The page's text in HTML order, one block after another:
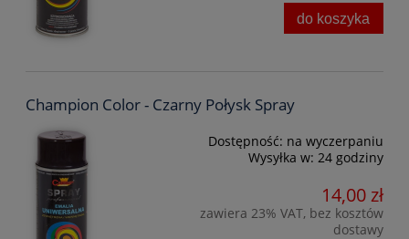
do koszyka
Champion Color - Czarny Połysk Spray
Dostępność: na wyczerpaniu
Wysyłka w: 24 godziny
14,00 zł
zawiera 23% VAT, bez kosztów
dostawy